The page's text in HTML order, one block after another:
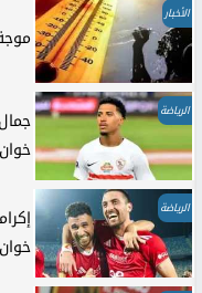
الأخبار
موجة
الرياضة
الرياضة